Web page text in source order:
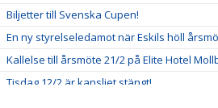
Biljetter till Svenska Cupen!
En ny styrelseledamot när Eskils höll
Kallelse till årsmöte 21/2 på Elite Hotel
Tisdag 12/2 är kansliet stängt!